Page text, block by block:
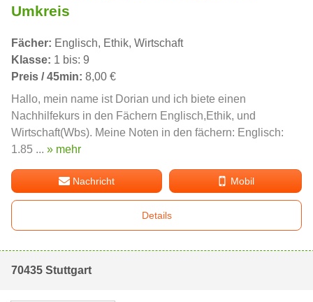
Umkreis
Fächer: Englisch, Ethik, Wirtschaft
Klasse: 1 bis: 9
Preis / 45min: 8,00 €
Hallo, mein name ist Dorian und ich biete einen
Nachhilfekurs in den Fächern Englisch,Ethik, und
Wirtschaft(Wbs). Meine Noten in den fächern: Englisch:
1.85 ... » mehr
Nachricht Mobil
Details
70435 Stuttgart